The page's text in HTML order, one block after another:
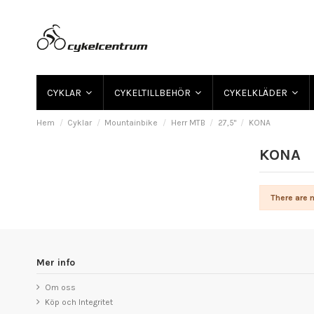
CYKLAR CYKELTILLBEHÖR CYKELKLÄDER
Hem Cyklar Mountainbike Herr MTB 27,5" KONA
KONA
There are
Mer info
Om oss
Köp och Integritet